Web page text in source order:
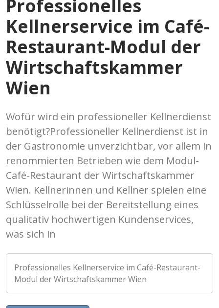
Professionelles
Kellnerservice im Café-
Restaurant-Modul der
Wirtschaftskammer
Wien
Wofür wird ein professioneller Kellnerdienst
benötigt?Professioneller Kellnerdienst ist in
der Gastronomie unverzichtbar, vor allem in
renommierten Betrieben wie dem Modul-
Café-Restaurant der Wirtschaftskammer
Wien. Kellnerinnen und Kellner spielen eine
Schlüsselrolle bei der Bereitstellung eines
qualitativ hochwertigen Kundenservices,
was sich in
Professionelles Kellnerservice im Café-Restaurant-
Modul der Wirtschaftskammer Wien